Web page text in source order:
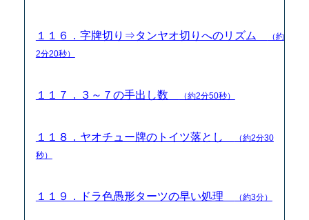
１１６．字牌切り⇒タンヤオ切りへのリズム
（約
2分20秒）
１１７．３～７の手出し数 （約2分50秒）
１１８．ヤオチュー牌のトイツ落とし
（約2分30
秒）
１１９．ドラ色愚形ターツの早い処理 （約3分）